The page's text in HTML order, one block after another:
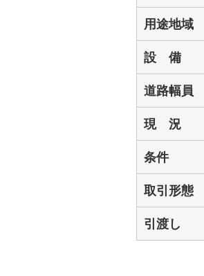
用途地域
設 備
道路幅員
現 況
条件
取引形態
引渡し